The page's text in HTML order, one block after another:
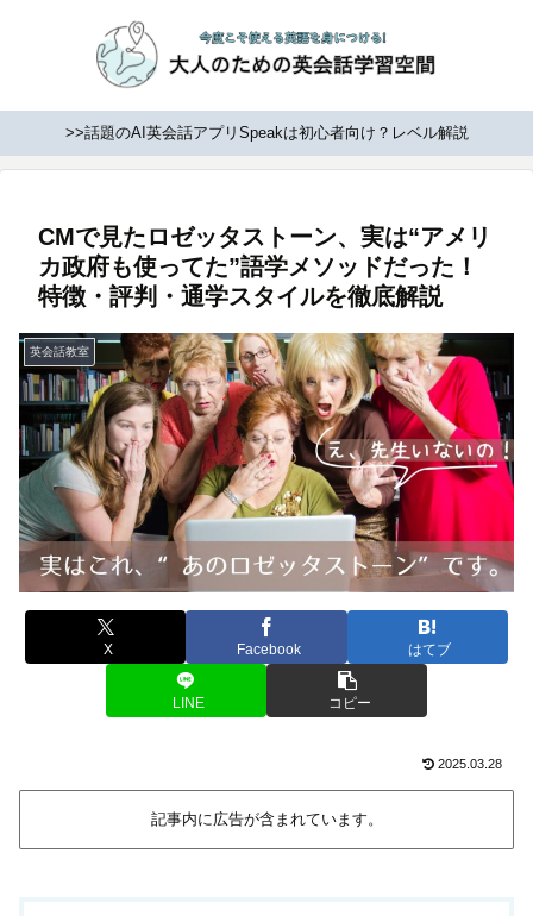
>>話題のAI英会話アプリSpeakは初心者向け？レベル解説
CMで見たロゼッタストーン、実は“アメリ
カ政府も使ってた”語学メソッドだった！
特徴・評判・通学スタイルを徹底解説
英会話教室
X Facebook はてブ
LINE コピー
2025.03.28
記事内に広告が含まれています。